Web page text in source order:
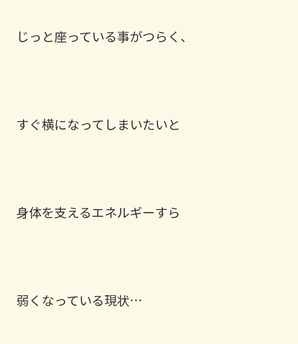
じっと座っている事がつらく、
すぐ横になってしまいたいと
身体を支えるエネルギーすら
弱くなっている現状…